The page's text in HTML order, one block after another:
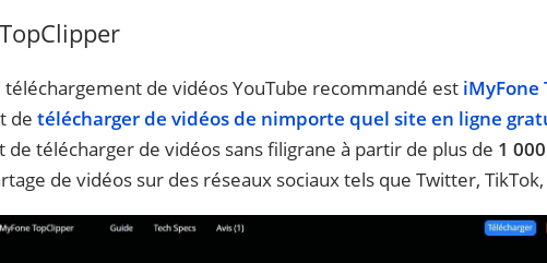
de vidéos YouTube recommandé est iMyFone
de télécharger de vidéos de nimporte quel site en ligne
télécharger de vidéos sans filigrane à partir de plus de 1
de vidéos sur des réseaux sociaux tels que Twitter,